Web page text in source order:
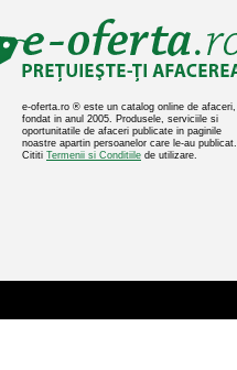
e-oferta.ro ® este un catalog online de afaceri,
fondat in anul 2005. Produsele, serviciile si
oportunitatile de afaceri publicate in paginile
noastre apartin persoanelor care le-au publicat.
Cititi Termenii si Conditiile de utilizare.